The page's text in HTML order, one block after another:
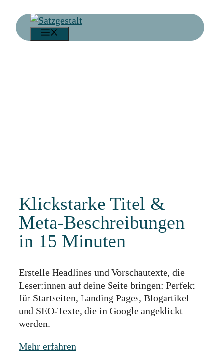
Inhalt
springen
Klickstarke Titel &
Meta-Beschreibungen
in 15 Minuten
Erstelle Headlines und Vorschautexte, die
Leser:innen auf deine Seite bringen: Perfekt
für Startseiten, Landing Pages, Blogartikel
und SEO-Texte, die in Google angeklickt
werden.
Mehr erfahren